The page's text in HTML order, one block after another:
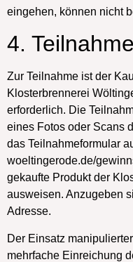
eingehen, können nicht
4. Teilnahme
Zur Teilnahme ist der
Klosterbrennerei
erforderlich. Die
eines Fotos oder Scans
das Teilnahmeformular
woeltingerode.de/
gekaufte Produkt der
ausweisen. Anzugeben
Adresse.
Der Einsatz
mehrfache Einreichung